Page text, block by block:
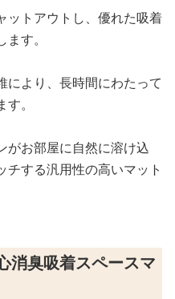
ットアウトし、優れた吸着
す。
により、長時間にわたって
。
がお部屋に自然に溶け込
する汎用性の高いマット
消臭吸着スペースマ